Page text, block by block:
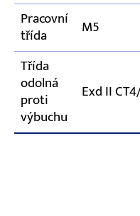
Pracovní
třída
M5
Třída
odolná
proti
výbuchu
Exd II